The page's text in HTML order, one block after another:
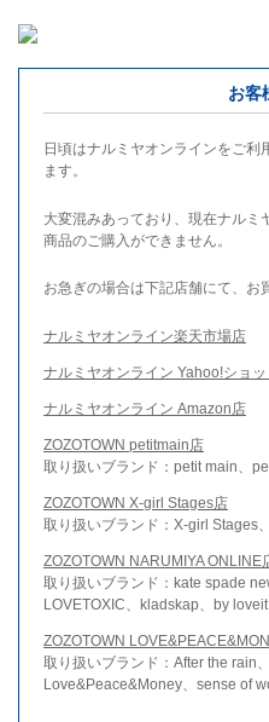
お客
日頃はナルミヤオンラインをご
ます。
大変混みあっており、現在ナルミ
商品のご購入ができません。
お急ぎの場合は下記店舗にて、お
ナルミヤオンライン楽天市場店
ナルミヤオンライン Yahoo!ショ
ナルミヤオンライン Amazon店
ZOZOTOWN petitmain店
取り扱いブランド：petit main、
ZOZOTOWN X-girl Stages店
取り扱いブランド：X-girl Stages
ZOZOTOWN NARUMIYA ONLINE
取り扱いブランド：kate spade
LOVETOXIC、kladskap、by
ZOZOTOWN
取り扱いブランド：After the rain
Love&Peace&Money、sense of